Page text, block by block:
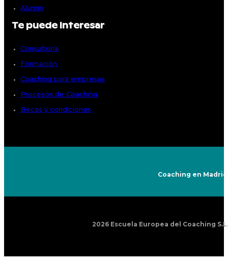
Alumni
Te puede interesar
Consultoría
Formación
Coaching para empresas
Procesos de Coaching
Becas y condiciones
Coaching en Madrid
2026 Escuela Europea del Coaching